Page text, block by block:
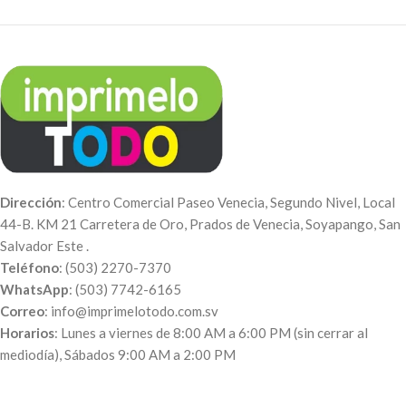
Dirección: Centro Comercial Paseo Venecia, Segundo Nivel, Local
44-B. KM 21 Carretera de Oro, Prados de Venecia, Soyapango, San
Salvador Este .
Teléfono: (503) 2270-7370
WhatsApp: (503) 7742-6165
Correo: info@imprimelotodo.com.sv
Horarios: Lunes a viernes de 8:00 AM a 6:00 PM (sin cerrar al
mediodía), Sábados 9:00 AM a 2:00 PM